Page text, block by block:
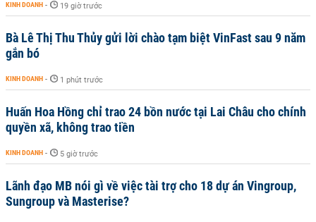
KINH DOANH - 19 giờ trước
Bà Lê Thị Thu Thủy gửi lời chào tạm biệt VinFast sau 9 năm
gắn bó
KINH DOANH - 1 phút trước
Huấn Hoa Hồng chỉ trao 24 bồn nước tại Lai Châu cho chính
quyền xã, không trao tiền
KINH DOANH - 5 giờ trước
Lãnh đạo MB nói gì về việc tài trợ cho 18 dự án Vingroup,
Sungroup và Masterise?